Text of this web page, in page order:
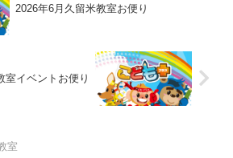
2026年6月久留米教室お便り
室イベントお便り
室